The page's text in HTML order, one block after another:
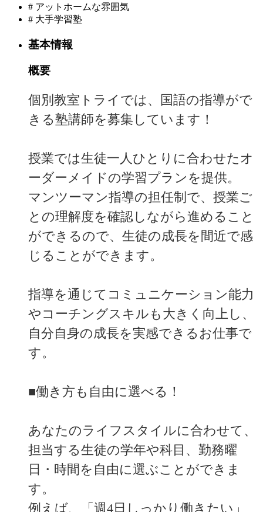
# アットホームな雰囲気
# 大手学習塾
基本情報
概要
個別教室トライでは、国語の指導がで
きる塾講師を募集しています！
授業では生徒一人ひとりに合わせたオ
ーダーメイドの学習プランを提供。
マンツーマン指導の担任制で、授業ご
との理解度を確認しながら進めること
ができるので、生徒の成長を間近で感
じることができます。
指導を通じてコミュニケーション能力
やコーチングスキルも大きく向上し、
自分自身の成長を実感できるお仕事で
す。
■働き方も自由に選べる！
あなたのライフスタイルに合わせて、
担当する生徒の学年や科目、勤務曜
日・時間を自由に選ぶことができま
す。
例えば、「週4日しっかり働きたい」